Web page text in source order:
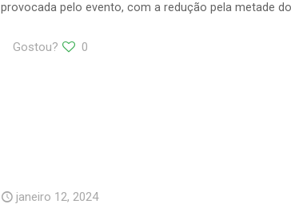
provocada pelo evento, com a redução pela metade
Gostou? 0
janeiro 12, 2024